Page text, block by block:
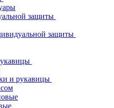
защиты
защиты
и рукавицы